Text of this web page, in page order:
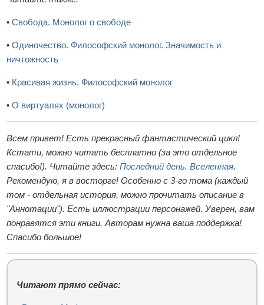
•Свобода. Монолог о свободе
•Одиночество. Философский монолог. Значимость и
ничтожность
• Красивая жизнь. Философский монолог
•О виртуалях (монолог)
Всем привет! Есть прекрасный фантастический цикл!
Кстати, можно читать бесплатно (за это отдельное
спасибо!). Читайте здесь:Последний день. Вселенная.
Рекомендую, я в восторге! Особенно с 3-го тома (каждый
том - отдельная история, можно прочитать описание в
"Аннотации"). Есть иллюстрации персонажей. Уверен, вам
понравятся эти книги. Авторам нужна ваша поддержка!
Спасибо большое!
Читают прямо сейчас: